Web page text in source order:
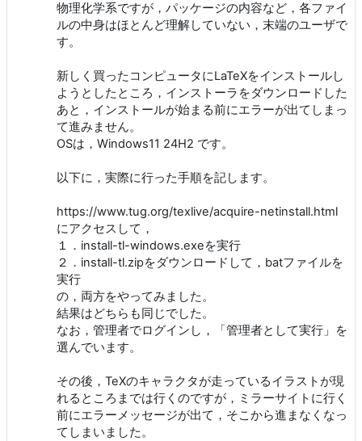
物理化学系ですが，パッケージの内容など，各ファイ
ルの中身はほとんど理解していない，末端のユーザで
す。
新しく買ったコンピュータにLaTeXをインストールし
ようとしたところ，インストーラをダウンロードした
あと，インストールが始まる前にエラーが出てしまっ
て進みません。
OSは，Windows11 24H2 です。
以下に，実際に行った手順を記します。
https://www.tug.org/texlive/acquire-netinstall.html
にアクセスして，
１．install-tl-windows.exeを実行
２．install-tl.zipをダウンロードして，batファイルを
実行
の，両方をやってみました。
結果はどちらも同じでした。
なお，管理者でログインし，「管理者として実行」を
選んでいます。
その後，TeXのキャラクタが走っているイラストが現
れるところまでは行くのですが，ミラーサイトに行く
前にエラーメッセージが出て，そこから進まなくなっ
てしまいました。